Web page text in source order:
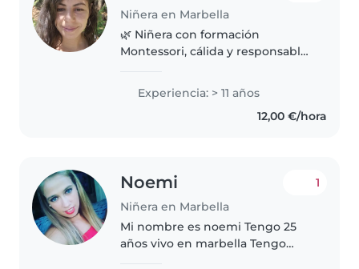
Niñera en Marbella
🌿 Niñera con formación
Montessori, cálida y responsable.
Acompaño con respeto, juegos y
amor. Hablo español, inglés,
Experiencia: > 11 años
12,00 €/hora
Noemi
Niñera en Marbella
1
Mi nombre es noemi Tengo 25
años vivo en marbella Tengo